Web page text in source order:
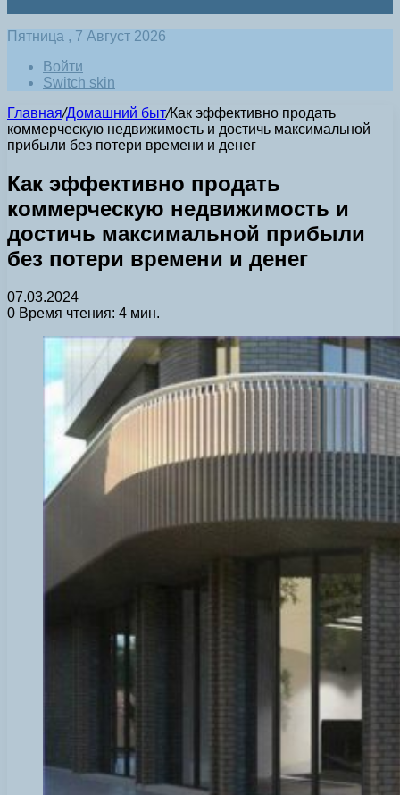
Пятница , 7 Август 2026
Войти
Switch skin
Главная/Домашний быт/Как эффективно продать
коммерческую недвижимость и достичь максимальной
прибыли без потери времени и денег
Как эффективно продать
коммерческую недвижимость и
достичь максимальной прибыли
без потери времени и денег
07.03.2024
0 Время чтения: 4 мин.